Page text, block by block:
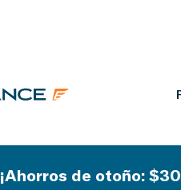
¡Ahorros de otoño: